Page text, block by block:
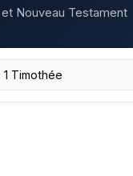
Nouveau Testament